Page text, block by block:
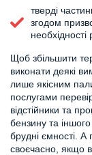
тверді
згодом
необхідності
Щоб збільшити
виконати деякі
лише якісним
послугами
відстійники та
бензину та
брудні ємності.
своєчасно, якщо